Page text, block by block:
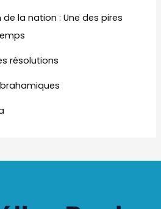
la nation : Une des pires
résolutions